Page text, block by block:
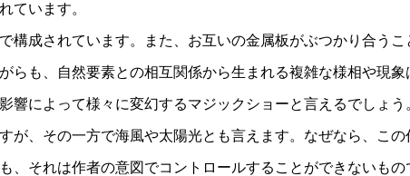
ています。
構成されています。また、お互いの金属板がぶつかり合う
らも、自然要素との相互関係から生まれる複雑な様相や現
響によって様々に変幻するマジックショーと言えるでしょ
が、その一方で海風や太陽光とも言えます。なぜなら、こ
、それは作者の意図でコントロールすることができないもの